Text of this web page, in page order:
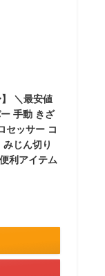
＼最安値
手動 きざ
セッサー コ
じん切り
利アイテム